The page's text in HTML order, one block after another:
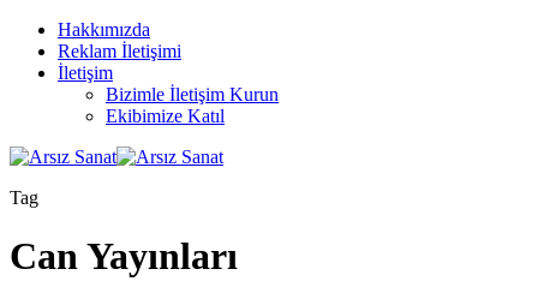
Hakkımızda
Reklam İletişimi
İletişim
Bizimle İletişim Kurun
Ekibimize Katıl
Tag
Can Yayınları